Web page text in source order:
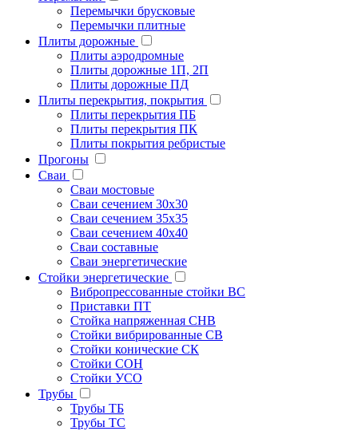
Перемычки брусковые
Перемычки плитные
Плиты дорожные
Плиты аэродромные
Плиты дорожные 1П, 2П
Плиты дорожные ПД
Плиты перекрытия, покрытия
Плиты перекрытия ПБ
Плиты перекрытия ПК
Плиты покрытия ребристые
Прогоны
Сваи
Сваи мостовые
Сваи сечением 30х30
Сваи сечением 35х35
Сваи сечением 40х40
Сваи составные
Сваи энергетические
Стойки энергетические
Вибропрессованные стойки ВС
Приставки ПТ
Стойка напряженная СНВ
Стойки вибрированные СВ
Стойки конические СК
Стойки СОН
Стойки УСО
Трубы
Трубы ТБ
Трубы ТС